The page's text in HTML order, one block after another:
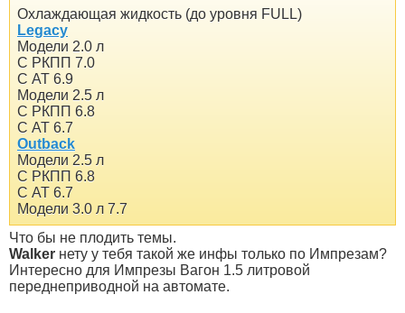
Охлаждающая жидкость (до уровня FULL)
Legacy
Модели 2.0 л
С РКПП 7.0
С АТ 6.9
Модели 2.5 л
С РКПП 6.8
С АТ 6.7
Outback
Модели 2.5 л
С РКПП 6.8
С АТ 6.7
Модели 3.0 л 7.7
Что бы не плодить темы.
Walker нету у тебя такой же инфы только по Импрезам?
Интересно для Импрезы Вагон 1.5 литровой
переднеприводной на автомате.